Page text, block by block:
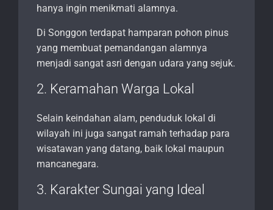
hanya ingin menikmati alamnya.
Di Songgon terdapat hamparan pohon pinus
yang membuat pemandangan alamnya
menjadi sangat asri dengan udara yang sejuk.
2. Keramahan Warga Lokal
Selain keindahan alam, penduduk lokal di
wilayah ini juga sangat ramah terhadap para
wisatawan yang datang, baik lokal maupun
mancanegara.
3. Karakter Sungai yang Ideal